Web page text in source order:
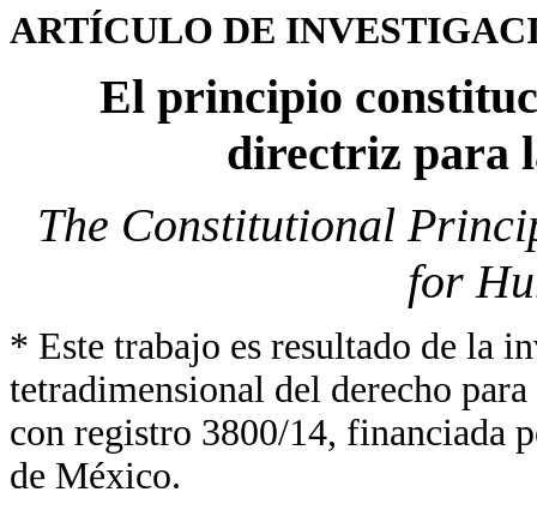
ARTÍCULO DE
El principio
directriz para
The Constitutional
for
* Este trabajo es resultado de la
tetradimensional del derecho
con registro 3800/14, financiada
de México.